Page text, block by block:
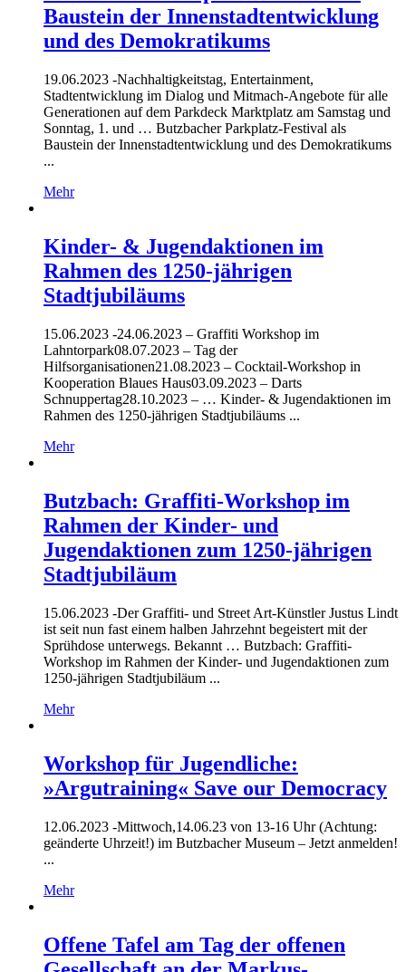
Baustein der Innenstadtentwicklung
und des Demokratikums
19.06.2023 -Nachhaltigkeitstag, Entertainment,
Stadtentwicklung im Dialog und Mitmach-Angebote für alle
Generationen auf dem Parkdeck Marktplatz am Samstag und
Sonntag, 1. und … Butzbacher Parkplatz-Festival als
Baustein der Innenstadtentwicklung und des Demokratikums
...
Mehr
Kinder- & Jugendaktionen im
Rahmen des 1250-jährigen
Stadtjubiläums
15.06.2023 -24.06.2023 – Graffiti Workshop im
Lahntorpark08.07.2023 – Tag der
Hilfsorganisationen21.08.2023 – Cocktail-Workshop in
Kooperation Blaues Haus03.09.2023 – Darts
Schnuppertag28.10.2023 – … Kinder- & Jugendaktionen im
Rahmen des 1250-jährigen Stadtjubiläums ...
Mehr
Butzbach: Graffiti-Workshop im
Rahmen der Kinder- und
Jugendaktionen zum 1250-jährigen
Stadtjubiläum
15.06.2023 -Der Graffiti- und Street Art-Künstler Justus Lindt
ist seit nun fast einem halben Jahrzehnt begeistert mit der
Sprühdose unterwegs. Bekannt … Butzbach: Graffiti-
Workshop im Rahmen der Kinder- und Jugendaktionen zum
1250-jährigen Stadtjubiläum ...
Mehr
Workshop für Jugendliche:
»Argutraining« Save our Democracy
12.06.2023 -Mittwoch,14.06.23 von 13-16 Uhr (Achtung:
geänderte Uhrzeit!) im Butzbacher Museum – Jetzt anmelden!
...
Mehr
Offene Tafel am Tag der offenen